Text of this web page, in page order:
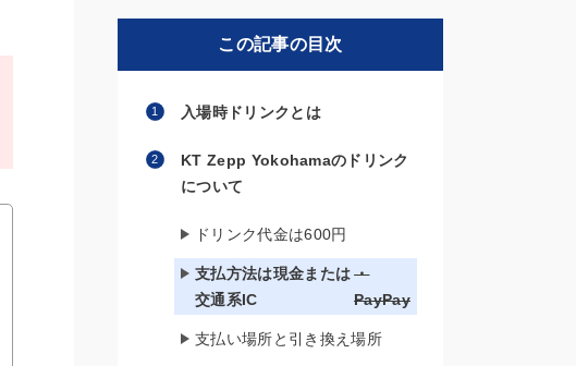
この記事の目次
入場時ドリンクとは
KT Zepp Yokohamaのドリンク
について
ドリンク代金は600円
支払方法は現金または
交通系IC
・
PayPay
支払い場所と引き換え場所